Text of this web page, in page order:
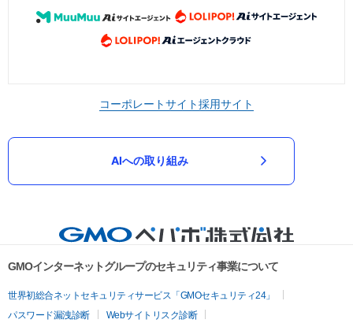
コーポレートサイト採用サイト
AIへの取り組み
GMOインターネットグループのセキュリティ事業について
世界初総合ネットセキュリティサービス「GMOセキュリティ24」
パスワード漏洩診断
Webサイトリスク診断